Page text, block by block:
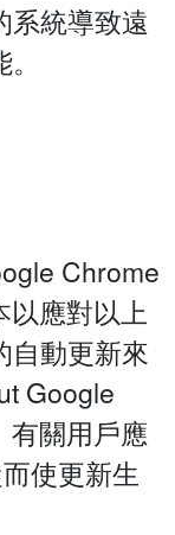
系統導致遠
Chrome
以應對以上
自動更新來
Google
有關用戶應
使更新生